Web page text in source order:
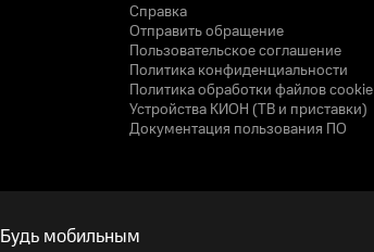
Справка
Отправить обращение
Пользовательское соглашение
Политика конфиденциальности
Политика обработки файлов cookie
Устройства КИОН (ТВ и приставки)
Документация пользования ПО
Будь мобильным